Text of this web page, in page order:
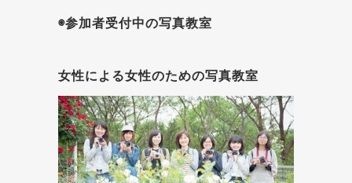
◉参加者受付中の写真教室
女性による女性のための写真教室